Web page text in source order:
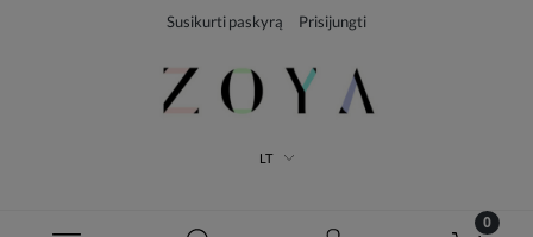
Susikurti paskyrą Prisijungti
LT